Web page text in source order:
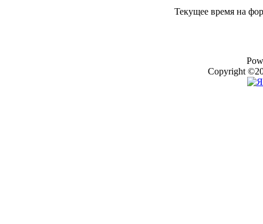
Текущее время на
Copyright